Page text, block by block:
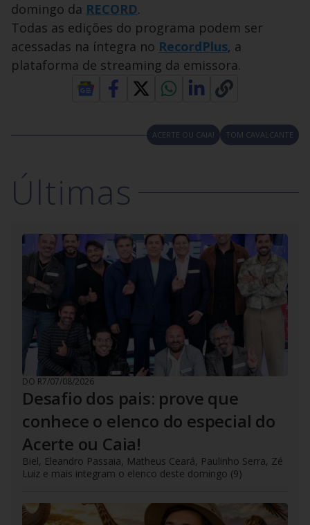
domingo da RECORD.
Todas as edições do programa podem ser
acessadas na íntegra no RecordPlus, a
plataforma de streaming da emissora.
ACERTE OU CAIA! TOM CAVALCANTE
Últimas
DO R7/07/08/2026
Desafio dos pais: prove que
conhece o elenco do especial do
Acerte ou Caia!
Biel, Eleandro Passaia, Matheus Ceará, Paulinho Serra, Zé
Luiz e mais integram o elenco deste domingo (9)